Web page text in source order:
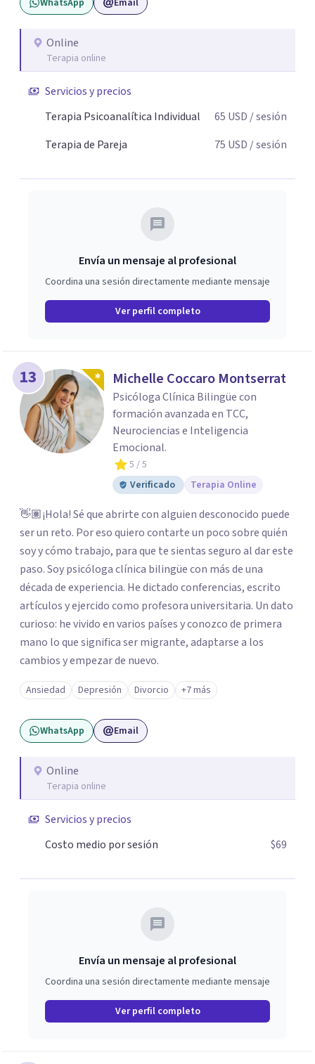
verbalización libre y sin filtros. A través de esta
exploran las vivencias que aún condicionan el presente, se
les otorga un nuevo sentido y se transforma su impacto
claridad sobre sí mismos, reducen significativamente su
sufrimiento y alcanzan cambios profundos y duraderos en
WhatsApp Email
Online
Terapia online
Servicios y precios
Terapia Psicoanalítica Individual
65 USD / sesión
Terapia de Pareja
75 USD / sesión
Envía un mensaje al profesional
Coordina una sesión directamente mediante mensaje
Ver perfil completo
13 Michelle Coccaro Montserrat
Psicóloga Clínica Bilingüe con
formación avanzada en TCC,
Neurociencias e Inteligencia
Emocional.
5 / 5
Verificado
Terapia Online
👋🏽¡Hola! Sé que abrirte con alguien desconocido puede
ser un reto. Por eso quiero contarte un poco sobre quién
soy y cómo trabajo, para que te sientas seguro al dar este
paso. Soy psicóloga clínica bilingüe con más de una
década de experiencia. He dictado conferencias, escrito
artículos y ejercido como profesora universitaria. Un dato
curioso: he vivido en varios países y conozco de primera
mano lo que significa ser migrante, adaptarse a los
cambios y empezar de nuevo.
Ansiedad Depresión Divorcio +7 más
WhatsApp Email
Online
Terapia online
Servicios y precios
Costo medio por sesión
$69
Envía un mensaje al profesional
Coordina una sesión directamente mediante mensaje
Ver perfil completo